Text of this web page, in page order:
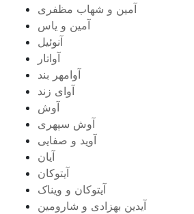
آمین و شهاب مظفری
آمین و یاس
آنوئیل
آواتار
آوامهر بند
آوای زند
آوش
آوش سپهری
آوید و صفایی
آیان
آیتوکان
آیتوکان و ویناک
آیدین بهزادی و شارومین